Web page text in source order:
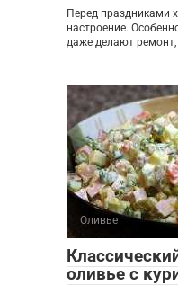
Перед праздниками
настроение.
даже делают ремонт,
Оливье
оливье с